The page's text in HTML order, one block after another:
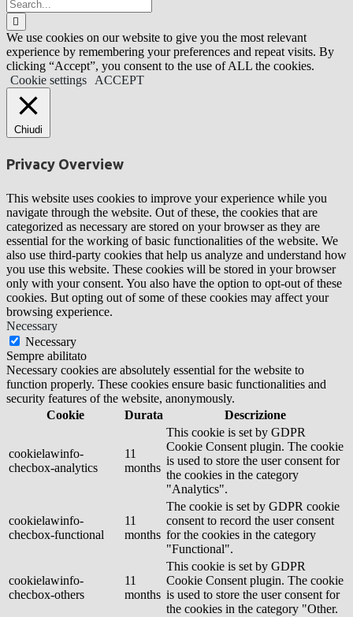
We use cookies on our website to give you the most relevant
experience by remembering your preferences and repeat visits. By
clicking “Accept”, you consent to the use of ALL the cookies.
Cookie settings
ACCEPT
Chiudi
Privacy Overview
This website uses cookies to improve your experience while you
navigate through the website. Out of these, the cookies that are
categorized as necessary are stored on your browser as they are
essential for the working of basic functionalities of the website. We
also use third-party cookies that help us analyze and understand how
you use this website. These cookies will be stored in your browser
only with your consent. You also have the option to opt-out of these
cookies. But opting out of some of these cookies may affect your
browsing experience.
Necessary
Necessary
Sempre abilitato
Necessary cookies are absolutely essential for the website to
function properly. These cookies ensure basic functionalities and
security features of the website, anonymously.
Cookie
Durata Descrizione
cookielawinfo-
checbox-analytics
11
months
This cookie is set by GDPR
Cookie Consent plugin. The cookie
is used to store the user consent for
the cookies in the category
"Analytics".
cookielawinfo-
checbox-functional
11
months
The cookie is set by GDPR cookie
consent to record the user consent
for the cookies in the category
"Functional".
cookielawinfo-
checbox-others
11
months
This cookie is set by GDPR
Cookie Consent plugin. The cookie
is used to store the user consent for
the cookies in the category "Other.